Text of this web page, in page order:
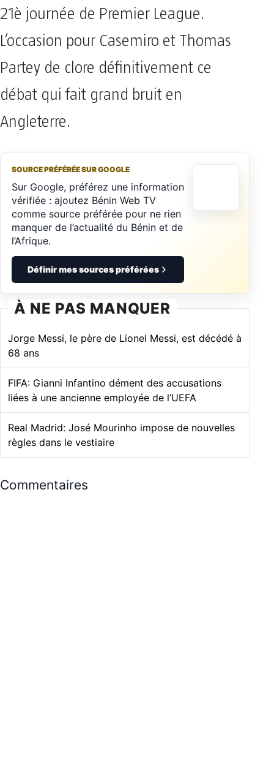
21è journée de Premier League.
L’occasion pour Casemiro et Thomas
Partey de clore définitivement ce
débat qui fait grand bruit en
Angleterre.
SOURCE PRÉFÉRÉE SUR GOOGLE
Sur Google, préférez une information
vérifiée : ajoutez Bénin Web TV
comme source préférée pour ne rien
manquer de l’actualité du Bénin et de
l’Afrique.
Définir mes sources préférées
À NE PAS MANQUER
Jorge Messi, le père de Lionel Messi, est décédé à
68 ans
FIFA: Gianni Infantino dément des accusations
liées à une ancienne employée de l’UEFA
Real Madrid: José Mourinho impose de nouvelles
règles dans le vestiaire
Commentaires